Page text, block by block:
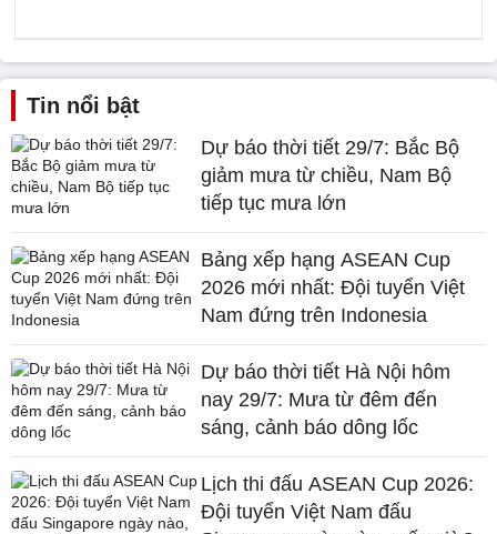
Tin nổi bật
Dự báo thời tiết 29/7: Bắc Bộ
giảm mưa từ chiều, Nam Bộ
tiếp tục mưa lớn
Bảng xếp hạng ASEAN Cup
2026 mới nhất: Đội tuyển Việt
Nam đứng trên Indonesia
Dự báo thời tiết Hà Nội hôm
nay 29/7: Mưa từ đêm đến
sáng, cảnh báo dông lốc
Lịch thi đấu ASEAN Cup 2026:
Đội tuyển Việt Nam đấu